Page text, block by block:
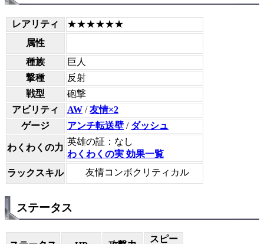
レアリティ
★★★★★★
属性
種族
巨人
撃種
反射
戦型
砲撃
アビリティ
AW /友情×2
ゲージ
アンチ転送壁 / ダッシュ
わくわくの力
英雄の証：なし
わくわくの実 効果一覧
ラックスキル
友情コンボクリティカル
ステータス
スピー